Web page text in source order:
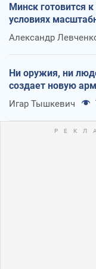
Минск готовится
условиях
Александр
Ни оружия, ни
создает новую
Игар Тышкевич